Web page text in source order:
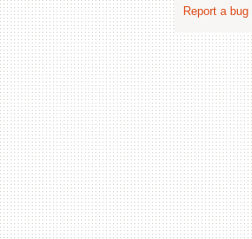
Report a